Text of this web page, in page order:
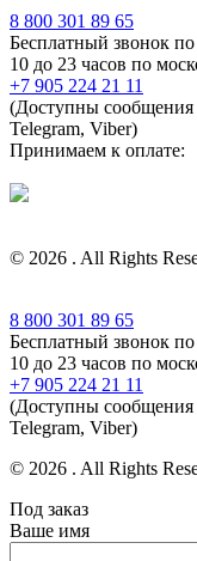
8 800 301 89 65
Бесплатный звонок
10 до 23 часов по
+7 905 224 21 11
(Доступны сообщения
Telegram, Viber)
Принимаем к оплате:
© 2026 . All Rights
8 800 301 89 65
Бесплатный звонок
10 до 23 часов по
+7 905 224 21 11
(Доступны сообщения
Telegram, Viber)
© 2026 . All Rights
Под заказ
Ваше имя